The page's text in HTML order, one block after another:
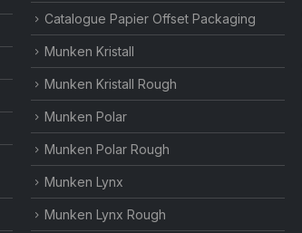
Catalogue Papier Offset Packaging
Munken Kristall
Munken Kristall Rough
Munken Polar
Munken Polar Rough
Munken Lynx
Munken Lynx Rough